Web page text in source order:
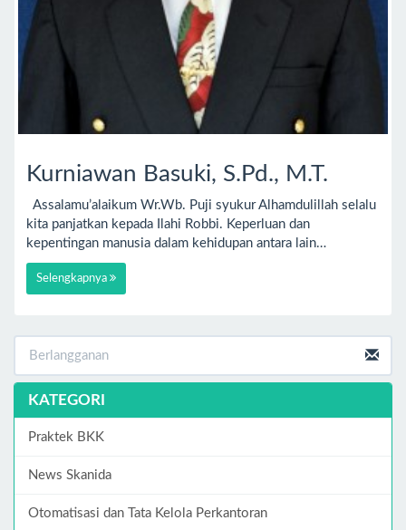
Kurniawan Basuki, S.Pd., M.T.
Assalamu’alaikum Wr.Wb. Puji syukur Alhamdulillah selalu
kita panjatkan kepada Ilahi Robbi. Keperluan dan
kepentingan manusia dalam kehidupan antara lain…
Selengkapnya
KATEGORI
Praktek BKK
News Skanida
Otomatisasi dan Tata Kelola Perkantoran